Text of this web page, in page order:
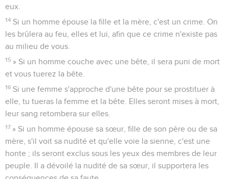
eux.
14 Si un homme épouse la fille et la mère, c'est un crime. On
les brûlera au feu, elles et lui, afin que ce crime n'existe pas
au milieu de vous.
15 » Si un homme couche avec une bête, il sera puni de mort
et vous tuerez la bête.
16 Si une femme s'approche d'une bête pour se prostituer à
elle, tu tueras la femme et la bête. Elles seront mises à mort,
leur sang retombera sur elles.
17 » Si un homme épouse sa sœur, fille de son père ou de sa
mère, s'il voit sa nudité et qu'elle voie la sienne, c'est une
honte ; ils seront exclus sous les yeux des membres de leur
peuple. Il a dévoilé la nudité de sa sœur, il supportera les